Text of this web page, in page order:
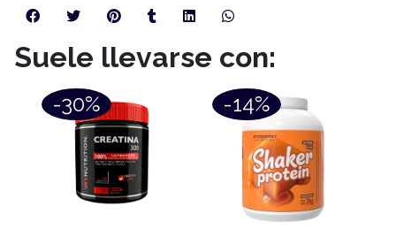
Suele llevarse con:
-30% -14%